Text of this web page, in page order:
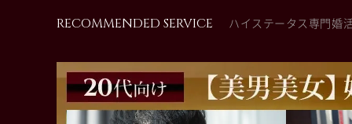
RECOMMENDED SERVICE ハイステータス専門婚